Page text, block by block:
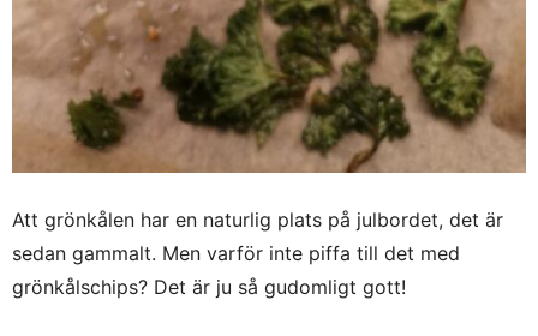
Att grönkålen har en naturlig plats på julbordet, det är
sedan gammalt. Men varför inte piffa till det med
grönkålschips? Det är ju så gudomligt gott!